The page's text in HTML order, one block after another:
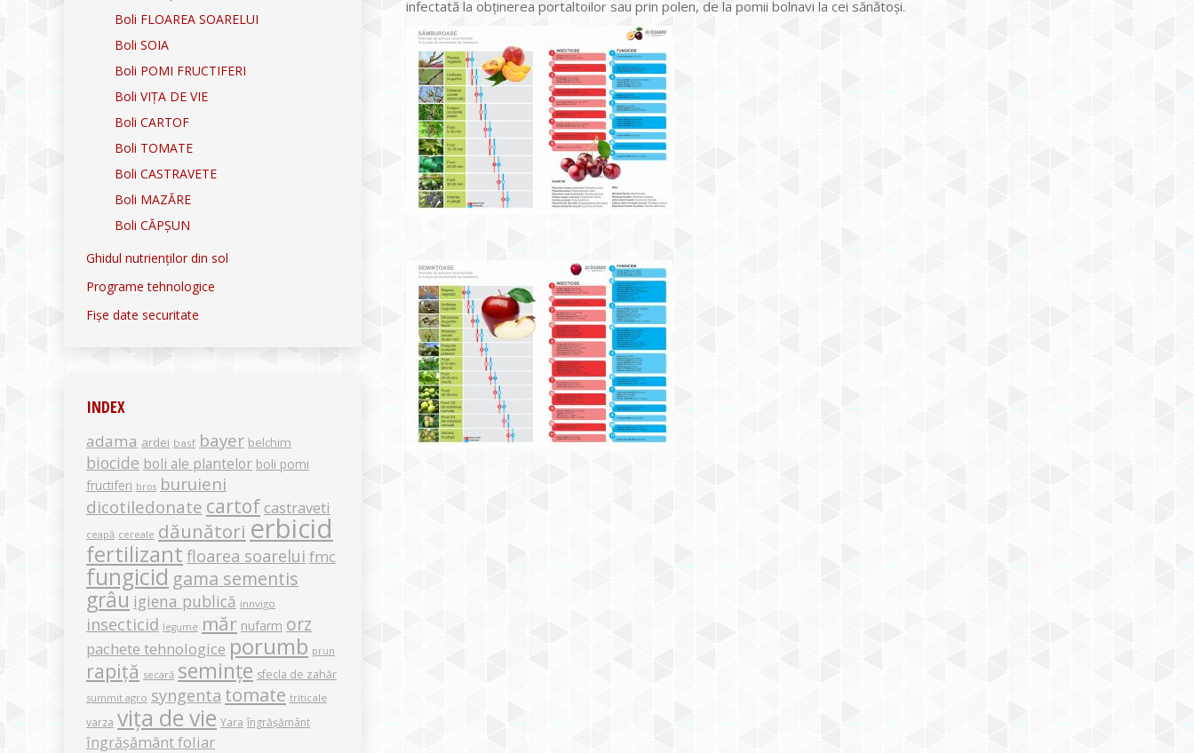
infectată la obținerea portaltoilor sau prin polen, de la pomii bolnavi la cei sănătoși.
Boli FLOAREA SOARELUI
Boli SOIA
Boli POMI FRUCTIFERI
Boli VIȚA DE VIE
Boli CARTOF
Boli TOMATE
Boli CASTRAVETE
Boli MAZĂRE
Boli CĂPȘUN
Ghidul nutrienților din sol
Programe tehnologice
Fișe date securitate
INDEX
adama ardei basf bayer belchim
biocide boli ale plantelor boli pomi
fructiferi bros buruieni
dicotiledonate cartof castraveti
ceapă cereale dăunători erbicid
fertilizant floarea soarelui fmc
fungicid gama sementis
grâu igiena publică innvigo
insecticid legume măr nufarm orz
pachete tehnologice porumb prun
rapiță secară semințe sfecla de zahăr
summit agro syngenta tomate triticale
varza vița de vie Yara îngrășământ
îngrășământ foliar